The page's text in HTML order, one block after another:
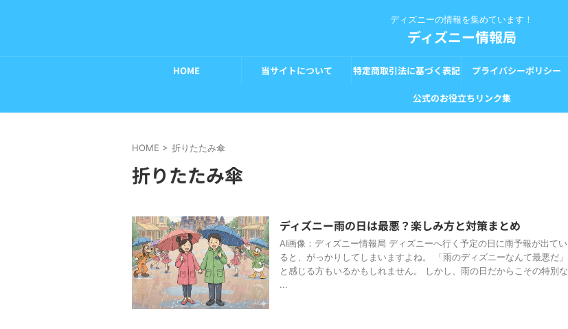
ディズニーの情報を集めています！
ディズニー情報局
HOME 当サイトについて 特定商取引法に基づく表記 プライバシーポリシー
公式のお役立ちリンク集
HOME > 折りたたみ傘
折りたたみ傘
ディズニー雨の日は最悪？楽しみ方と対策まとめ
AI画像：ディズニー情報局 ディズニーへ行く予定の日に雨予報が出てい
ると、がっかりしてしまいますよね。 「雨のディズニーなんて最悪だ」
と感じる方もいるかもしれません。 しかし、雨の日だからこその特別な
...